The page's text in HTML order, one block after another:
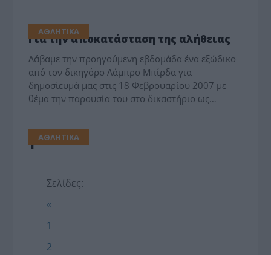
ΑΘΛΗΤΙΚΑ
Για την αποκατάσταση της αλήθειας
Λάβαμε την προηγούμενη εβδομάδα ένα εξώδικο
από τον δικηγόρο Λάμπρο Μπίρδα για
δημοσίευμά μας στις 18 Φεβρουαρίου 2007 με
θέμα την παρουσία του στο δικαστήριο ως…
ΑΘΛΗΤΙΚΑ
1
Σελίδες:
«
1
2